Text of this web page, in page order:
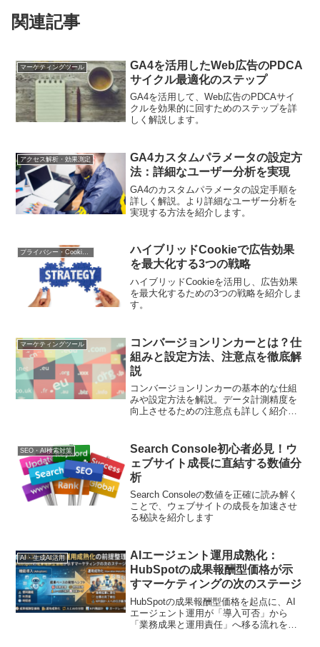
関連記事
マーケティングツール
GA4を活用したWeb広告のPDCA
サイクル最適化のステップ
GA4を活用して、Web広告のPDCAサイ
クルを効果的に回すためのステップを詳
しく解説します。
アクセス解析・効果測定
GA4カスタムパラメータの設定方
法：詳細なユーザー分析を実現
GA4のカスタムパラメータの設定手順を
詳しく解説。より詳細なユーザー分析を
実現する方法を紹介します。
ハイブリッドCookieで広告効果
を最大化する3つの戦略
ハイブリッドCookieを活用し、広告効果
を最大化するための3つの戦略を紹介しま
す。
マーケティングツール
コンバージョンリンカーとは？仕
組みと設定方法、注意点を徹底解
説
コンバージョンリンカーの基本的な仕組
みや設定方法を解説。データ計測精度を
向上させるための注意点も詳しく紹介し
SEO・AI検索対策
Search Console初心者必見！ウ
ェブサイト成長に直結する数値分
析
Search Consoleの数値を正確に読み解く
ことで、ウェブサイトの成長を加速させ
る秘訣を紹介します
AI・生成AI活用
AIエージェント運用成熟化：
HubSpotの成果報酬型価格が示
すマーケティングの次のステージ
HubSpotの成果報酬型価格を起点に、AI
エージェント運用が「導入可否」から
「業務成果と運用責任」へ移る流れを整